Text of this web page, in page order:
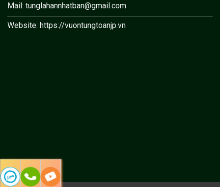
Mail: tunglahannhatban@gmail.com
Website: https://vuontungtoanjp.vn